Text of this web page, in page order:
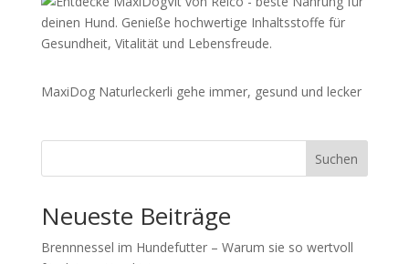
MaxiDog Naturleckerli gehe immer, gesund und lecker
Suchen
Neueste Beiträge
Brennnessel im Hundefutter – Warum sie so wertvoll